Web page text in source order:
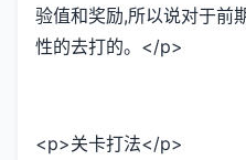
验值和奖励,所以说对于前
性的去打的。</p>
<p>关卡打法</p>